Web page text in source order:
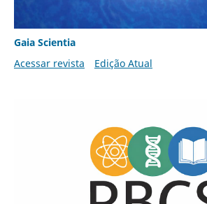
Gaia Scientia
Acessar revista
Edição Atual